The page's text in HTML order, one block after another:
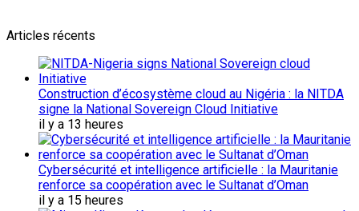
Articles récents
Construction d’écosystème cloud au Nigéria : la NITDA
signe la National Sovereign Cloud Initiative
il y a 13 heures
Cybersécurité et intelligence artificielle : la Mauritanie
renforce sa coopération avec le Sultanat d’Oman
il y a 15 heures